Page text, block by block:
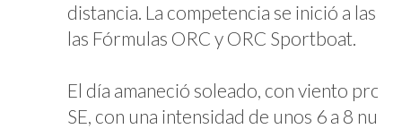
distancia. La competencia se inició a las
las Fórmulas ORC y ORC Sportboat.
El día amaneció soleado, con viento
SE, con una intensidad de unos 6 a 8